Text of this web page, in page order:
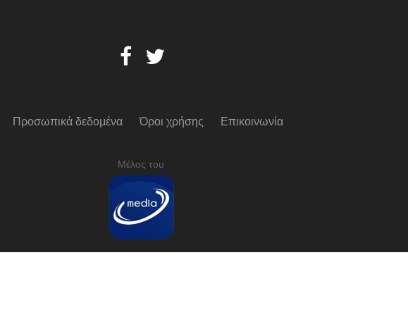
Προσωπικά δεδομένα Όροι χρήσης Επικοινωνία
Μέλος του